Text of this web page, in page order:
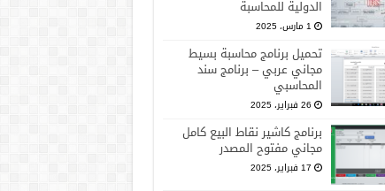
الدولية للمحاسبة
1 مارس، 2025
تحميل برنامج محاسبة بسيط
مجاني عربي – برنامج سند
المحاسبي
26 فبراير، 2025
برنامج كاشير نقاط البيع كامل
مجاني مفتوح المصدر
17 فبراير، 2025